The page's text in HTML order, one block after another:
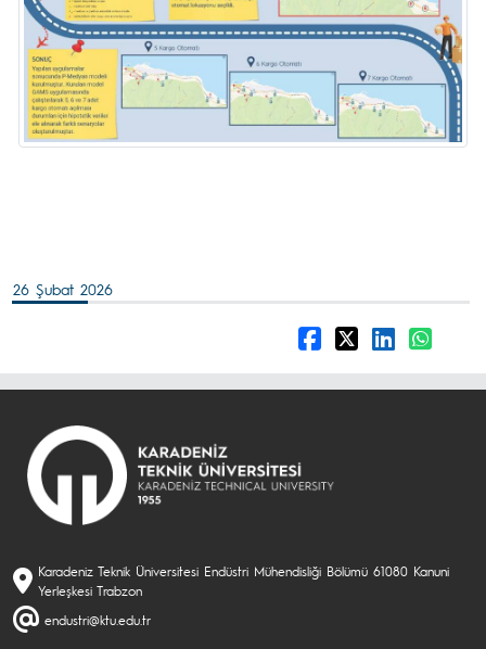
26 Şubat 2026
Karadeniz Teknik Üniversitesi Endüstri Mühendisliği Bölümü 61080 Kanuni
Yerleşkesi Trabzon
endustri@ktu.edu.tr